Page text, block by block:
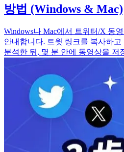
방법 (Windows & Mac)
Windows나 Mac에서 트위터/X 동
안내합니다. 트윗 링크를 복사하
분석한 뒤, 몇 분 안에 동영상을 저